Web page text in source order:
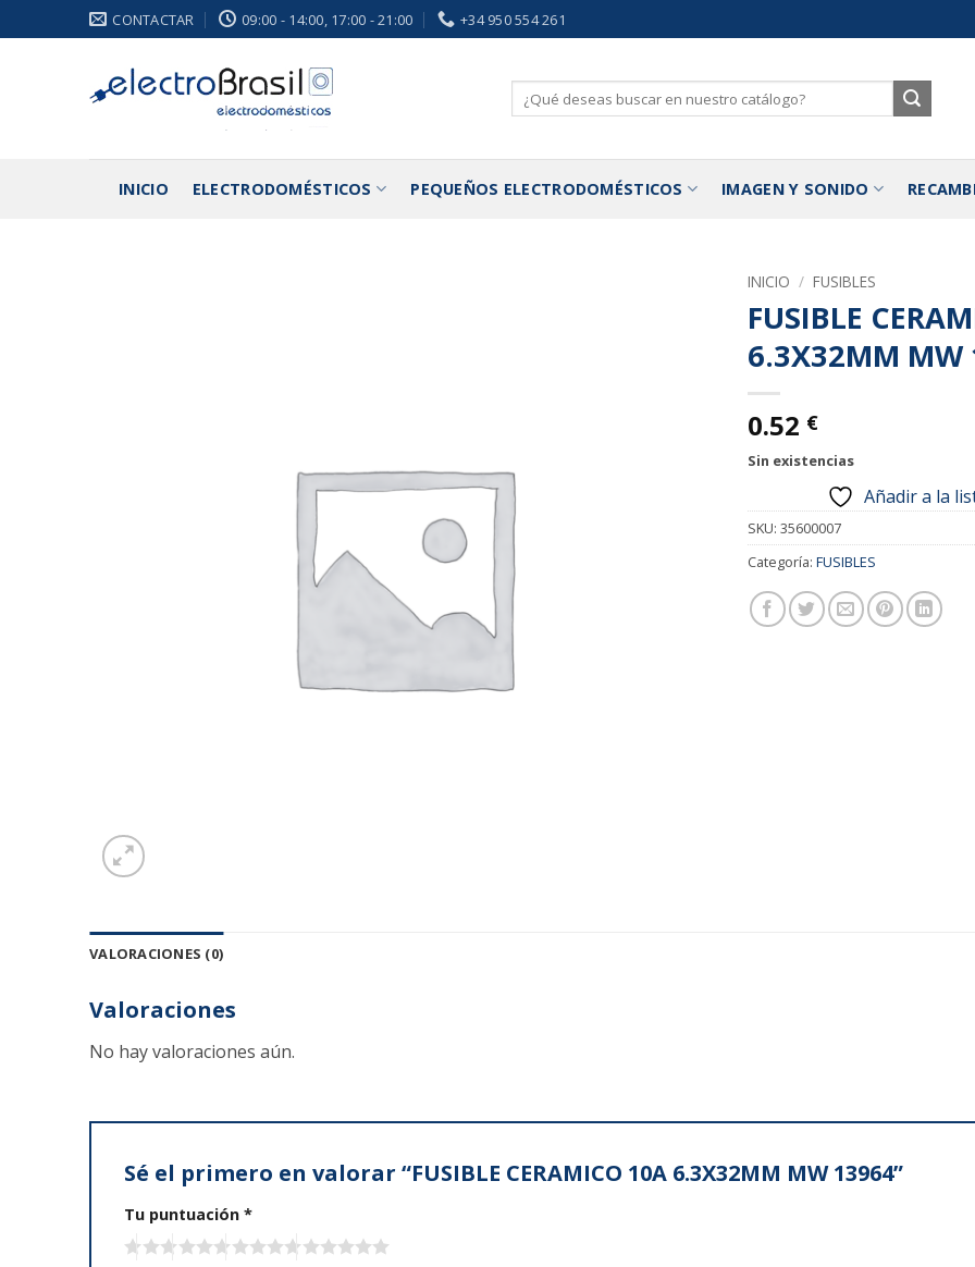
al
CONTACTAR 09:00 - 14:00, 17:00 - 21:00 +34 950 554 261
Buscar
por:
INICIO ELECTRODOMÉSTICOS PEQUEÑOS ELECTRODOMÉSTICOS IMAGEN Y SONIDO
INICIO / FUSIBLES
FUSIBLE
6.3X32MM MW
0.52 €
Sin existencias
Añadir a la
SKU: 35600007
Categoría: FUSIBLES
VALORACIONES (0)
Valoraciones
No hay valoraciones aún.
Sé el primero en valorar “FUSIBLE CERAMICO 10A 6.3X32MM MW 13964”
Tu puntuación *